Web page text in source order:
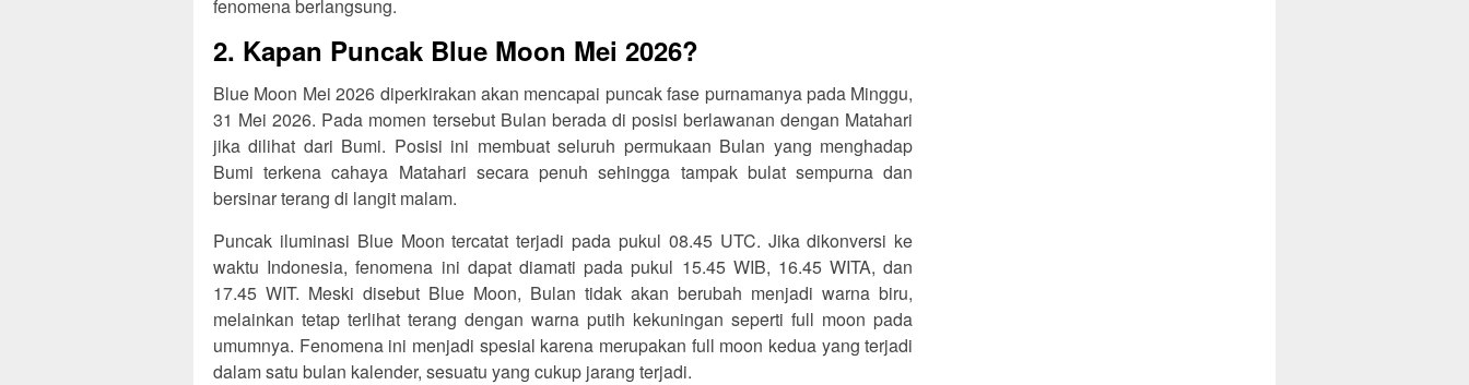
fenomena berlangsung.
2. Kapan Puncak Blue Moon Mei 2026?
Blue Moon Mei 2026 diperkirakan akan mencapai puncak fase purnamanya pada Minggu,
31 Mei 2026. Pada momen tersebut Bulan berada di posisi berlawanan dengan Matahari
jika dilihat dari Bumi. Posisi ini membuat seluruh permukaan Bulan yang menghadap
Bumi terkena cahaya Matahari secara penuh sehingga tampak bulat sempurna dan
bersinar terang di langit malam.
Puncak iluminasi Blue Moon tercatat terjadi pada pukul 08.45 UTC. Jika dikonversi ke
waktu Indonesia, fenomena ini dapat diamati pada pukul 15.45 WIB, 16.45 WITA, dan
17.45 WIT. Meski disebut Blue Moon, Bulan tidak akan berubah menjadi warna biru,
melainkan tetap terlihat terang dengan warna putih kekuningan seperti full moon pada
umumnya. Fenomena ini menjadi spesial karena merupakan full moon kedua yang terjadi
dalam satu bulan kalender, sesuatu yang cukup jarang terjadi.